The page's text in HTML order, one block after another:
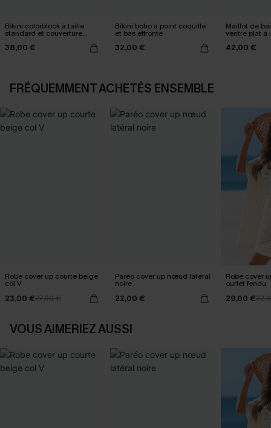
Bikini colorblock à taille
standard et couverture
38,00 €
Bikini boho à point coquille
et bas effronté
32,00 €
Maillot de
ventre plat à
abstrait
42,00 €
FRÉQUEMMENT ACHETÉS ENSEMBLE
Robe cover up courte beige
col V
23,00 €27,00 €
Paréo cover up nœud latéral
noire
22,00 €
Robe cover
ourlet fendu
29,00 €
VOUS AIMERIEZ AUSSI